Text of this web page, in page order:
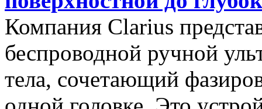
Компания Clarius
беспроводной ручной
тела, сочетающий